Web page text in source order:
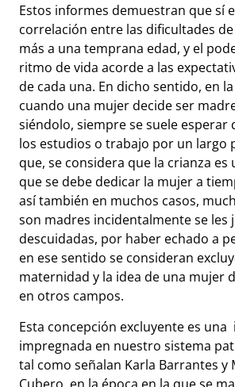
Estos informes demuestran que sí
correlación entre las dificultades
más a una temprana edad, y el
ritmo de vida acorde a las
de cada una. En dicho sentido, en
cuando una mujer decide ser
siéndolo, siempre se suele esperar
los estudios o trabajo por un largo
que, se considera que la crianza es
que se debe dedicar la mujer a
así también en muchos casos,
son madres incidentalmente se les
descuidadas, por haber echado a
en ese sentido se consideran
maternidad y la idea de una mujer
en otros campos.
Esta concepción excluyente es una
impregnada en nuestro sistema
tal como señalan Karla Barrantes y